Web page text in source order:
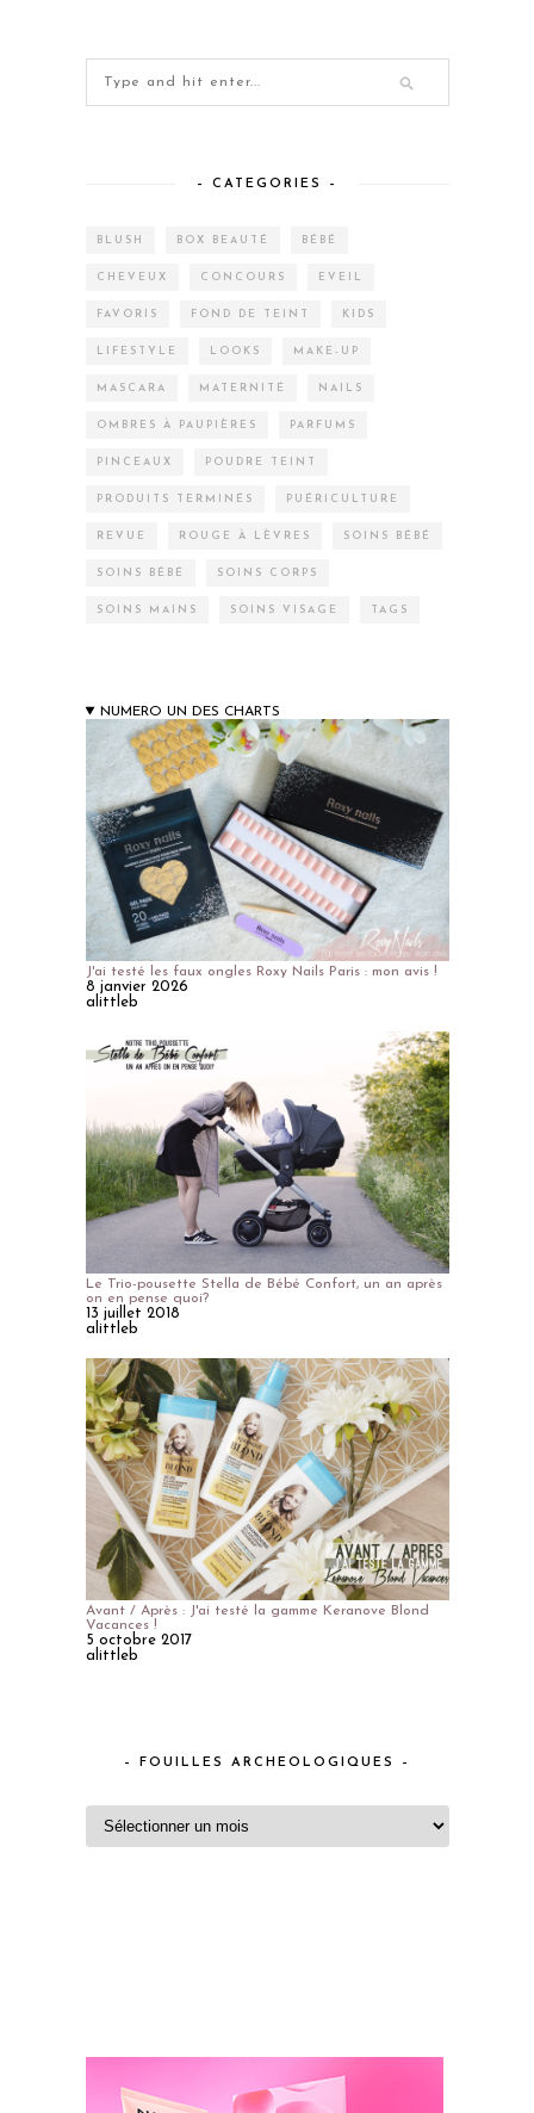
– CATEGORIES –
BLUSH BOX BEAUTÉ BÉBÉ
CHEVEUX CONCOURS EVEIL
FAVORIS FOND DE TEINT KIDS
LIFESTYLE LOOKS MAKE-UP
MASCARA MATERNITÉ NAILS
OMBRES À PAUPIÈRES PARFUMS
PINCEAUX POUDRE TEINT
PRODUITS TERMINÉS PUÉRICULTURE
REVUE ROUGE À LÈVRES SOINS BÉBÉ
SOINS BÉBÉ SOINS CORPS
SOINS MAINS SOINS VISAGE TAGS
NUMERO UN DES CHARTS
J'ai testé les faux ongles Roxy Nails Paris : mon avis !
8 janvier 2026
alittleb
Le Trio-pousette Stella de Bébé Confort, un an après
on en pense quoi?
13 juillet 2018
alittleb
Avant / Après : J'ai testé la gamme Keranove Blond
Vacances !
5 octobre 2017
alittleb
– FOUILLES ARCHEOLOGIQUES –